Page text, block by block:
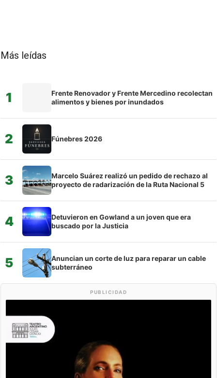
Más leídas
1
Frente Renovador y Frente Mercedino recolectan
alimentos y bienes por inundados
2 Fúnebres 2026
3
Marcelo Suárez realizó un pedido de rechazo al
proyecto de radarización de la Ruta Nacional 5
4
Detuvieron en Gowland a un joven que era
buscado por la Justicia
5
Anuncian un corte de luz para reparar un cable
subterráneo
PUBLICIDAD